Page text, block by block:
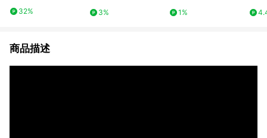
組 旋轉拖 拖把 AB001
32%
袋【愛買】
3%
保清潔袋
1%
把
商品描述